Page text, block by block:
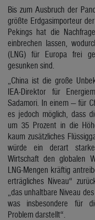
Bis zum Ausbruch der
größte Erdgasimporteur
Pekings hat die
einbrechen lassen,
(LNG) für Europa frei
gesunken sind.
„China ist die große
IEA-Direktor für
Sadamori. In einem — für
es jedoch möglich, dass
um 35 Prozent in die
kaum zusätzliches
würde ein derart
Wirtschaft den globalen
LNG-Mengen kräftig
erträgliches Niveau“
„das unhaltbare Niveau
was insbesondere für
Problem darstellt“.